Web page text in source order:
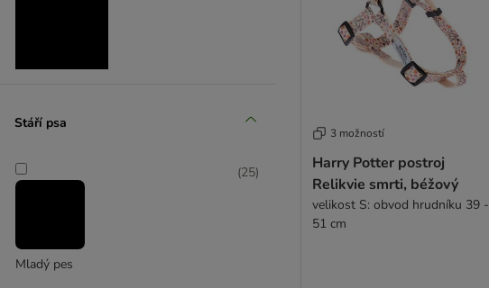
Stáří psa
Mladý pes
(25)
3 možností
Harry Potter postroj
Relikvie smrti, béžový
velikost S: obvod hrudníku 39 -
51 cm